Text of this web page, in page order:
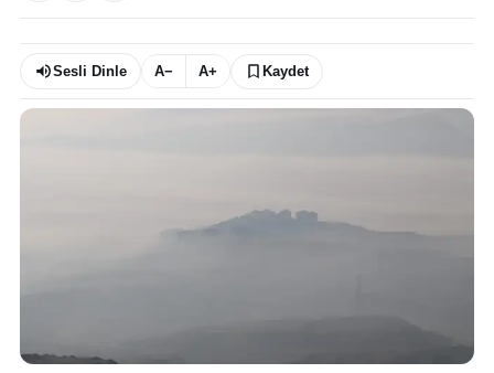
Sesli Dinle A− A+ Kaydet